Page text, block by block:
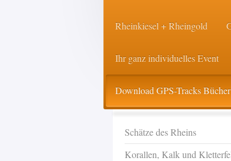
Rheinkiesel + Rheingold
Ihr ganz individuelles Event
Download GPS-Tracks Bücher
Schätze des Rheins
Korallen, Kalk und